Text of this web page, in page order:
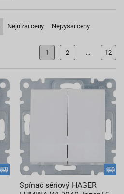
Nejnižší ceny Nejvyšší ceny
1 2 ... 12
Spínač sériový HAGER